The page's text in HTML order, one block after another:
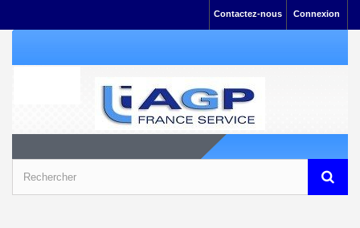
Connexion
Contactez-nous